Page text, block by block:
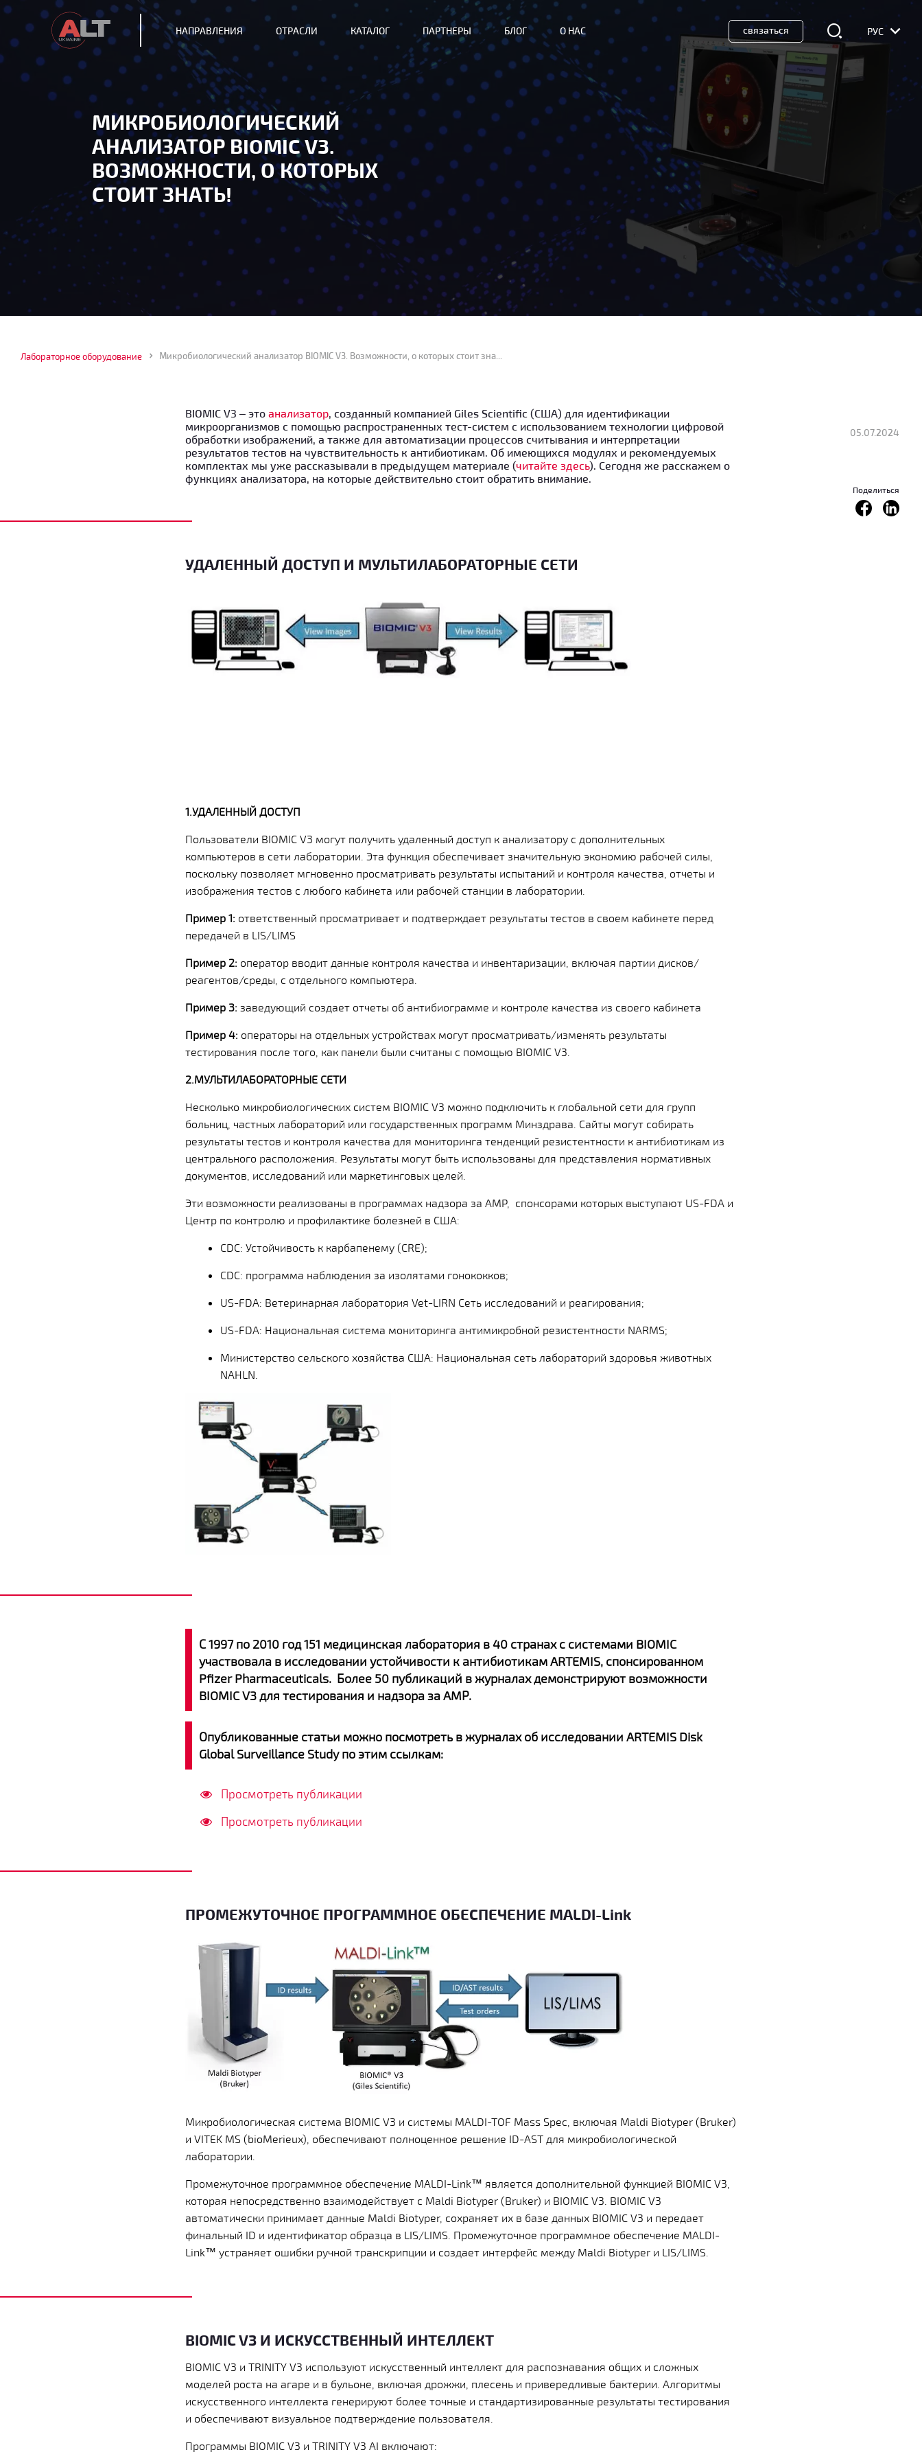
МИКРОБИОЛОГИЧЕСКИЙ
АНАЛИЗАТОР BIOMIC V3.
ВОЗМОЖНОСТИ, О КОТОРЫХ
СТОИТ ЗНАТЬ!
НАПРАВЛЕНИЯ ОТРАСЛИ КАТАЛОГ ПАРТНЕРЫ БЛОГ О НАС связаться РУС
Лабораторное оборудование Микробиологический анализатор BIOMIC V3. Возможности, о которых стоит знать!
05.07.2024
Поделиться
BIOMIC V3 – это анализатор, созданный компанией Giles Scientific (США) для идентификации
микроорганизмов с помощью распространенных тест-систем с использованием технологии цифровой
обработки изображений, а также для автоматизации процессов считывания и интерпретации
результатов тестов на чувствительность к антибиотикам. Об имеющихся модулях и рекомендуемых
комплектах мы уже рассказывали в предыдущем материале (читайте здесь). Сегодня же расскажем о
функциях анализатора, на которые действительно стоит обратить внимание.
УДАЛЕННЫЙ ДОСТУП И МУЛЬТИЛАБОРАТОРНЫЕ СЕТИ
1.УДАЛЕННЫЙ ДОСТУП
Пользователи BIOMIC V3 могут получить удаленный доступ к анализатору с дополнительных
компьютеров в сети лаборатории. Эта функция обеспечивает значительную экономию рабочей силы,
поскольку позволяет мгновенно просматривать результаты испытаний и контроля качества, отчеты и
изображения тестов с любого кабинета или рабочей станции в лаборатории.
Пример 1: ответственный просматривает и подтверждает результаты тестов в своем кабинете перед
передачей в LIS/LIMS
Пример 2: оператор вводит данные контроля качества и инвентаризации, включая партии дисков/
реагентов/среды, с отдельного компьютера.
Пример 3: заведующий создает отчеты об антибиограмме и контроле качества из своего кабинета
Пример 4: операторы на отдельных устройствах могут просматривать/изменять результаты
тестирования после того, как панели были считаны с помощью BIOMIC V3.
2.МУЛЬТИЛАБОРАТОРНЫЕ СЕТИ
Несколько микробиологических систем BIOMIC V3 можно подключить к глобальной сети для групп
больниц, частных лабораторий или государственных программ Минздрава. Сайты могут собирать
результаты тестов и контроля качества для мониторинга тенденций резистентности к антибиотикам из
центрального расположения. Результаты могут быть использованы для представления нормативных
документов, исследований или маркетинговых целей.
Эти возможности реализованы в программах надзора за AMР, спонсорами которых выступают US-FDA и
Центр по контролю и профилактике болезней в США:
CDC: Устойчивость к карбапенему (CRE);
CDC: программа наблюдения за изолятами гонококков;
US-FDA: Ветеринарная лаборатория Vet-LIRN Сеть исследований и реагирования;
US-FDA: Национальная система мониторинга антимикробной резистентности NARMS;
Министерство сельского хозяйства США: Национальная сеть лабораторий здоровья животных
NAHLN.
С 1997 по 2010 год 151 медицинская лаборатория в 40 странах с системами BIOMIC
участвовала в исследовании устойчивости к антибиотикам ARTEMIS, спонсированном
Pfizer Pharmaceuticals. Более 50 публикаций в журналах демонстрируют возможности
BIOMIC V3 для тестирования и надзора за AMР.
Опубликованные статьи можно посмотреть в журналах об исследовании ARTEMIS Disk
Global Surveillance Study по этим ссылкам:
Просмотреть публикации
Просмотреть публикации
ПРОМЕЖУТОЧНОЕ ПРОГРАММНОЕ ОБЕСПЕЧЕНИЕ MALDI-Link
Микробиологическая система BIOMIC V3 и системы MALDI-TOF Mass Spec, включая Maldi Biotyper (Bruker)
и VITEK MS (bioMerieux), обеспечивают полноценное решение ID-AST для микробиологической
лаборатории.
Промежуточное программное обеспечение MALDI-Link™ является дополнительной функцией BIOMIC V3,
которая непосредственно взаимодействует с Maldi Biotyper (Bruker) и BIOMIC V3. BIOMIC V3
автоматически принимает данные Maldi Biotyper, сохраняет их в базе данных BIOMIC V3 и передает
финальный ID и идентификатор образца в LIS/LIMS. Промежуточное программное обеспечение MALDI-
Link™ устраняет ошибки ручной транскрипции и создает интерфейс между Maldi Biotyper и LIS/LIMS.
BIOMIC V3 И ИСКУССТВЕННЫЙ ИНТЕЛЛЕКТ
BIOMIC V3 и TRINITY V3 используют искусственный интеллект для распознавания общих и сложных
моделей роста на агаре и в бульоне, включая дрожжи, плесень и привередливые бактерии. Алгоритмы
искусственного интеллекта генерируют более точные и стандартизированные результаты тестирования
и обеспечивают визуальное подтверждение пользователя.
Программы BIOMIC V3 и TRINITY V3 AI включают: